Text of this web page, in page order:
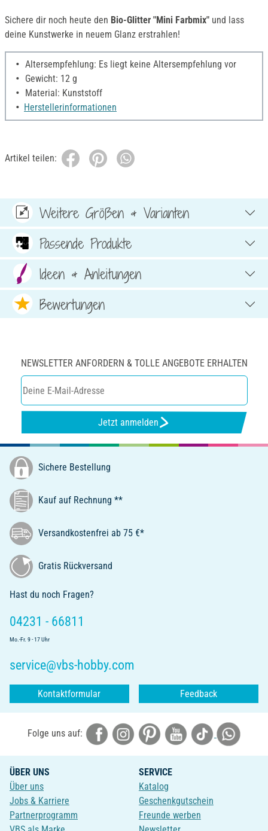
Sichere dir noch heute den Bio-Glitter "Mini Farbmix" und lass
deine Kunstwerke in neuem Glanz erstrahlen!
Altersempfehlung: Es liegt keine Altersempfehlung vor
Gewicht: 12 g
Material: Kunststoff
Herstellerinformationen
Artikel teilen:
Weitere Größen & Varianten
Passende Produkte
Ideen & Anleitungen
Bewertungen
NEWSLETTER ANFORDERN & TOLLE ANGEBOTE ERHALTEN
Jetzt anmelden
Sichere Bestellung
Kauf auf Rechnung **
Versandkostenfrei ab 75 €*
Gratis Rückversand
Hast du noch Fragen?
04231 - 66811
Mo.-Fr. 9 - 17 Uhr
service@vbs-hobby.com
Kontaktformular Feedback
Folge uns auf:
ÜBER UNS
Über uns
Jobs & Karriere
Partnerprogramm
SERVICE
Katalog
Geschenkgutschein
Freunde werben